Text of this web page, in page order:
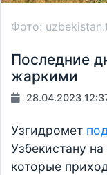
Фото:
Последние
жаркими
28.04.2023
Узгидромет
Узбекистану
которые